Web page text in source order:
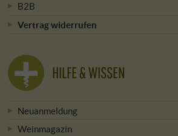
B2B
Vertrag widerrufen
HILFE & WISSEN
Neuanmeldung
Weinmagazin